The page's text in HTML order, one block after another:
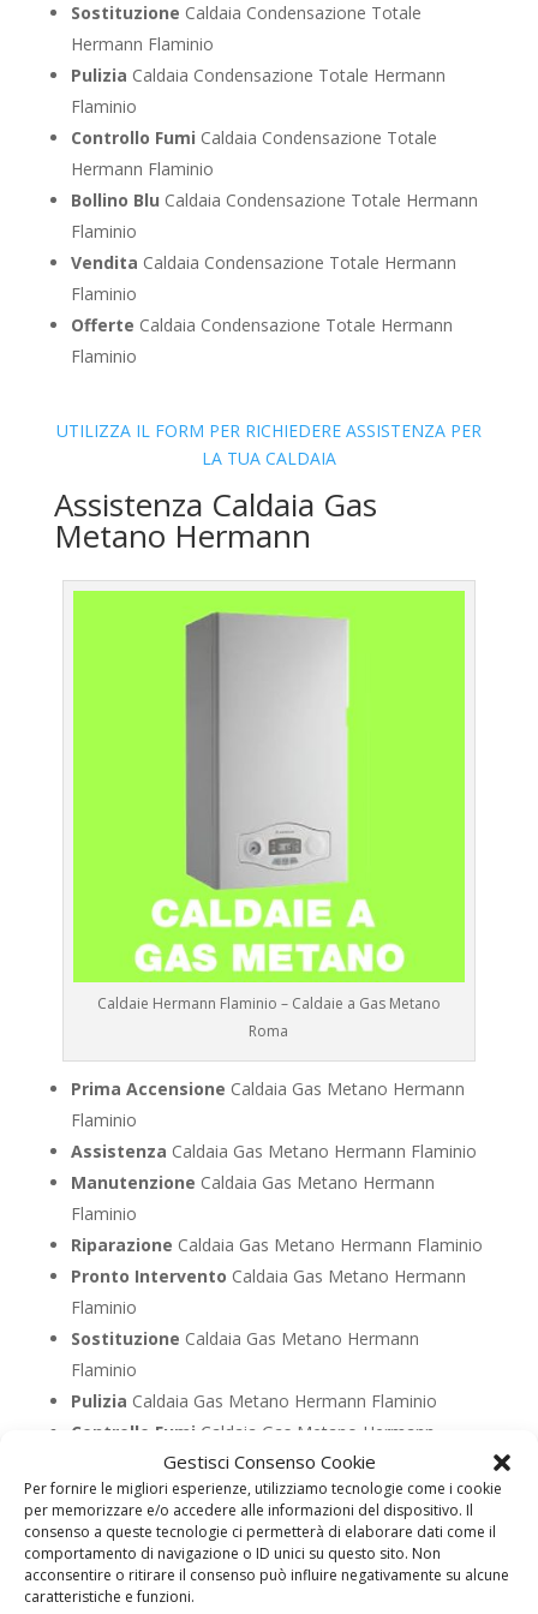
Gestisci Consenso Cookie
Per fornire le migliori esperienze, utilizziamo tecnologie come i cookie
per memorizzare e/o accedere alle informazioni del dispositivo. Il
consenso a queste tecnologie ci permetterà di elaborare dati come il
comportamento di navigazione o ID unici su questo sito. Non
acconsentire o ritirare il consenso può influire negativamente su alcune
caratteristiche e funzioni.
Sostituzione Caldaia Condensazione Totale
Hermann Flaminio
Pulizia Caldaia Condensazione Totale Hermann
Flaminio
Controllo Fumi Caldaia Condensazione Totale
Hermann Flaminio
Bollino Blu Caldaia Condensazione Totale Hermann
Flaminio
Vendita Caldaia Condensazione Totale Hermann
Flaminio
Offerte Caldaia Condensazione Totale Hermann
Flaminio
UTILIZZA IL FORM PER RICHIEDERE ASSISTENZA PER
LA TUA CALDAIA
Assistenza Caldaia Gas
Metano Hermann
Caldaie Hermann Flaminio – Caldaie a Gas Metano
Roma
Prima Accensione Caldaia Gas Metano Hermann
Flaminio
Assistenza Caldaia Gas Metano Hermann Flaminio
Manutenzione Caldaia Gas Metano Hermann
Flaminio
Riparazione Caldaia Gas Metano Hermann Flaminio
Pronto Intervento Caldaia Gas Metano Hermann
Flaminio
Sostituzione Caldaia Gas Metano Hermann
Flaminio
Pulizia Caldaia Gas Metano Hermann Flaminio
Controllo FumiCaldaia Gas Metano Hermann
Bollino BluCaldaia Gas Metano Hermann Flaminio
VenditaCaldaia Gas Metano Hermann Flaminio
OfferteCaldaia Gas Metano Hermann Flaminio